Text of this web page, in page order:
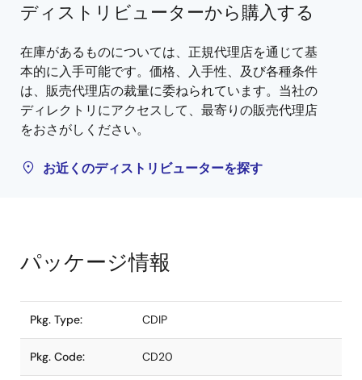
ディストリビューターから購入する
在庫があるものについては、正規代理店を通じて基
本的に入手可能です。価格、入手性、及び各種条件
は、販売代理店の裁量に委ねられています。当社の
ディレクトリにアクセスして、最寄りの販売代理店
をおさがしください。
お近くのディストリビューターを探す
パッケージ情報
Pkg. Type: CDIP
Pkg. Code: CD20